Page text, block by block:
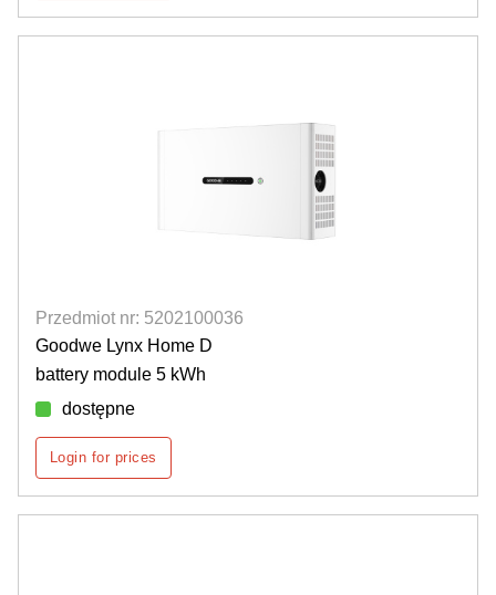
Przedmiot nr: 5202100036
Goodwe Lynx Home D
battery module 5 kWh
dostępne
Login for prices